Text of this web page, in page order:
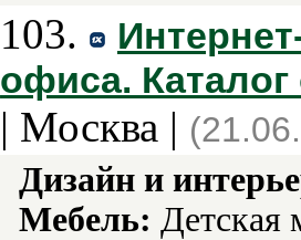
103.
офиса.
| Москва |
Дизайн и
Мебель: Детская